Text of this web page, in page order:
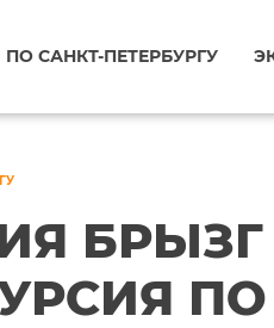
САНКТ-ПЕТЕРБУРГУ